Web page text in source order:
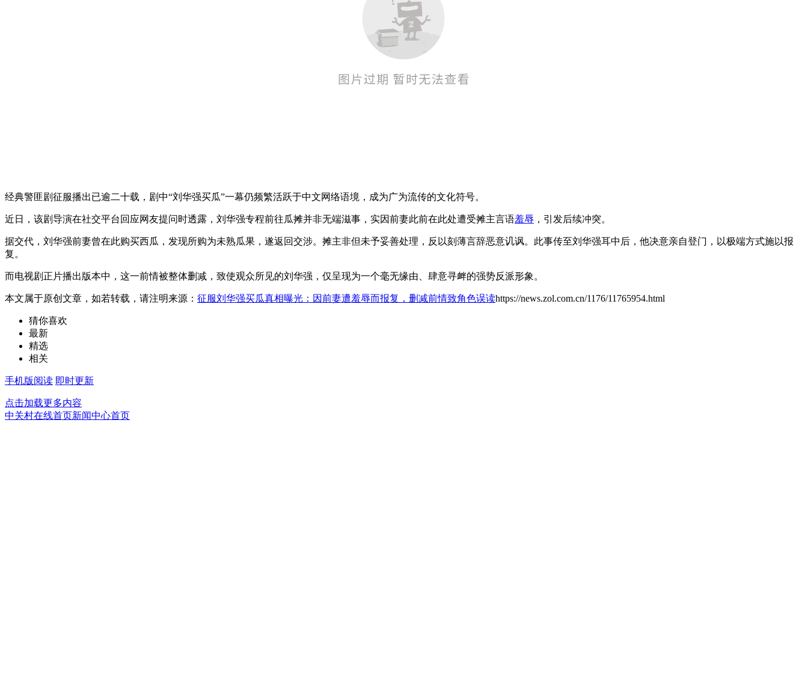
经典警匪剧征服播出已逾二十载，剧中“刘华强买瓜”一幕仍频繁活跃于中文网络语境，成为广为流传的文化符号。
近日，该剧导演在社交平台回应网友提问时透露，刘华强专程前往瓜摊并非无端滋事，实因前妻此前在此处遭受摊主言语羞辱 ，引发后续冲突。
据交代，刘华强前妻曾在此购买西瓜，发现所购为未熟瓜果，遂返回交涉。摊主非但未予妥善处理，反以刻薄言辞恶意讥讽。此事传至刘华强耳中后，他决意亲自登门，以极端方式施以报
复。
而电视剧正片播出版本中，这一前情被整体删减，致使观众所见的刘华强，仅呈现为一个毫无缘由、肆意寻衅的强势反派形象。
本文属于原创文章，如若转载，请注明来源： 征服刘华强买瓜真相曝光：因前妻遭羞辱而报复，删减前情致角色误读https://news.zol.com.cn/1176/11765954.html
猜你喜欢
最新
精选
相关
手机版阅读 即时更新
点击加载更多内容
中关村在线首页新闻中心首页